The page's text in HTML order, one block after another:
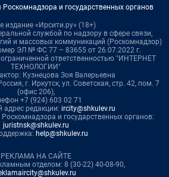
и государственных органов
издание «Ирсити.ру» (18+)
службой по надзору в сфере связи,
и массовых коммуникаций (Роскомнадзор)
ЭЛ № ФС 77 – 83655 от 26.07.2022 г.
ответственностью "ИНТЕРНЕТ
ТЕХНОЛОГИИ"
Кузнецова Зоя Валерьевна
г. Иркутск, ул. Советская, стр. 42, пом. 7
(офис 206),
+7 (924) 603 02 71
адрес редакции: ircity@shkulev.ru
и государственных органов:
juristnsk@shkulev.ru
help@shkulev.ru
РЕКЛАМА НА САЙТЕ
отделом: 8 (30-22) 40-08-90,